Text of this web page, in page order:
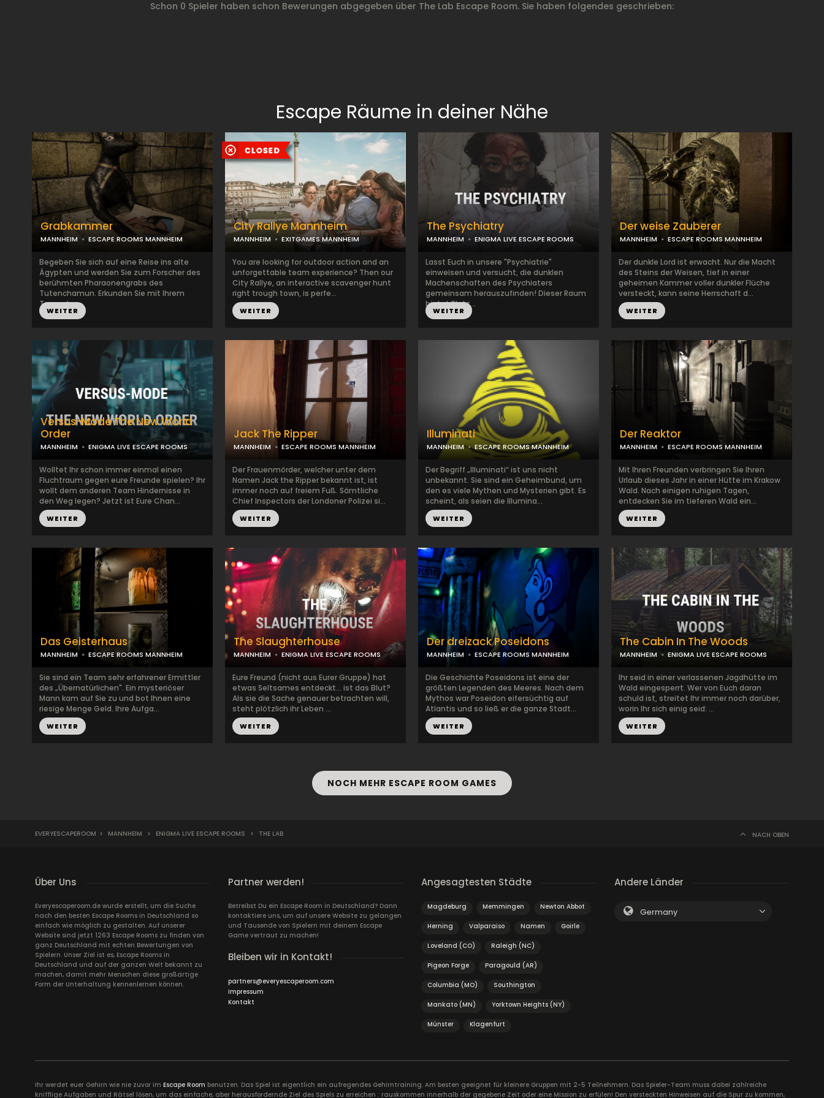
Schon 0 Spieler haben schon Bewerungen abgegeben über The Lab Escape Room. Sie haben folgendes geschrieben:
Escape Räume in deiner Nähe
Grabkammer
MANNHEIM ESCAPE ROOMS MANNHEIM
Begeben Sie sich auf eine Reise ins alte
Ägypten und werden Sie zum Forscher des
berühmten Pharaonengrabs des
Tutenchamun. Erkunden Sie mit Ihrem
Team d...
WEITER
City Rallye Mannheim
MANNHEIM EXITGAMES MANNHEIM
You are looking for outdoor action and an
unforgettable team experience? Then our
City Rallye, an interactive scavenger hunt
right trough town, is perfe...
WEITER
The Psychiatry
MANNHEIM ENIGMA LIVE ESCAPE ROOMS
Lasst Euch in unsere "Psychiatrie"
einweisen und versucht, die dunklen
Machenschaften des Psychiaters
gemeinsam herauszufinden! Dieser Raum
bietet Platz...
WEITER
Der weise Zauberer
MANNHEIM ESCAPE ROOMS MANNHEIM
Der dunkle Lord ist erwacht. Nur die Macht
des Steins der Weisen, tief in einer
geheimen Kammer voller dunkler Flüche
versteckt, kann seine Herrschaft d...
WEITER
Versus-Mode The New World
Order
MANNHEIM ENIGMA LIVE ESCAPE ROOMS
Wolltet Ihr schon immer einmal einen
Fluchtraum gegen eure Freunde spielen? Ihr
wollt dem anderen Team Hindernisse in
den Weg legen? Jetzt ist Eure Chan...
WEITER
Jack The Ripper
MANNHEIM ESCAPE ROOMS MANNHEIM
Der Frauenmörder, welcher unter dem
Namen Jack the Ripper bekannt ist, ist
immer noch auf freiem Fuß. Sämtliche
Chief Inspectors der Londoner Polizei si...
WEITER
Illuminati
MANNHEIM ESCAPE ROOMS MANNHEIM
Der Begriff „Illuminati“ ist uns nicht
unbekannt. Sie sind ein Geheimbund, um
den es viele Mythen und Mysterien gibt. Es
scheint, als seien die Illumina...
WEITER
Der Reaktor
MANNHEIM ESCAPE ROOMS MANNHEIM
Mit Ihren Freunden verbringen Sie Ihren
Urlaub dieses Jahr in einer Hütte im Krakow
Wald. Nach einigen ruhigen Tagen,
entdecken Sie im tieferen Wald ein...
WEITER
Das Geisterhaus
MANNHEIM ESCAPE ROOMS MANNHEIM
Sie sind ein Team sehr erfahrener Ermittler
des „Übernatürlichen". Ein mysteriöser
Mann kam auf Sie zu und bot Ihnen eine
riesige Menge Geld. Ihre Aufga...
WEITER
The Slaughterhouse
MANNHEIM ENIGMA LIVE ESCAPE ROOMS
Eure Freund (nicht aus Eurer Gruppe) hat
etwas Seltsames entdeckt... ist das Blut?
Als sie die Sache genauer betrachten will,
steht plötzlich ihr Leben ...
WEITER
Der dreizack Poseidons
MANNHEIM ESCAPE ROOMS MANNHEIM
Die Geschichte Poseidons ist eine der
größten Legenden des Meeres. Nach dem
Mythos war Poseidon eifersüchtig auf
Atlantis und so ließ er die ganze Stadt...
WEITER
The Cabin In The Woods
MANNHEIM ENIGMA LIVE ESCAPE ROOMS
Ihr seid in einer verlassenen Jagdhütte im
Wald eingesperrt. Wer von Euch daran
schuld ist, streitet Ihr immer noch darüber,
worin Ihr sich einig seid: ...
WEITER
NOCH MEHR ESCAPE ROOM GAMES
EVERYESCAPEROOM > MANNHEIM > ENIGMA LIVE ESCAPE ROOMS > THE LAB NACH OBEN
Über Uns
Everyescaperoom.de wurde erstellt, um die Suche
nach den besten Escape Rooms in Deutschland so
einfach wie möglich zu gestalten. Auf unserer
Website sind jetzt 1263 Escape Rooms zu finden von
ganz Deutschland mit echten Bewertungen von
Spielern. Unser Ziel ist es, Escape Rooms in
Deutschland und auf der ganzen Welt bekannt zu
machen, damit mehr Menschen diese großartige
Form der Unterhaltung kennenlernen können.
Partner werden!
Betreibst Du ein Escape Room in Deutschland? Dann
kontaktiere uns, um auf unsere Website zu gelangen
und Tausende von Spielern mit deinem Escape
Game vertraut zu machen!
Bleiben wir in Kontakt!
partners@everyescaperoom.com
Impressum
Kontakt
Angesagtesten Städte
Magdeburg Memmingen Newton Abbot
Herning Valparaiso Namen Goirle
Loveland (CO) Raleigh (NC)
Pigeon Forge Paragould (AR)
Columbia (MO) Southington
Mankato (MN) Yorktown Heights (NY)
Münster Klagenfurt
Andere Länder
Germany
Ihr werdet euer Gehirn wie nie zuvor im Escape Room benutzen. Das Spiel ist eigentlich ein aufregendes Gehirntraining. Am besten geeignet für kleinere Gruppen mit 2-5 Teilnehmern. Das Spieler-Team muss dabei zahlreiche
knifflige Aufgaben und Rätsel lösen, um das einfache, aber herausfordernde Ziel des Spiels zu erreichen : rauskommen innerhalb der gegebene Zeit oder eine Mission zu erfülen! Den versteckten Hinweisen auf die Spur zu kommen,